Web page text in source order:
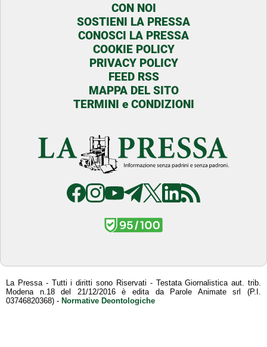
CON NOI
SOSTIENI LA PRESSA
CONOSCI LA PRESSA
COOKIE POLICY
PRIVACY POLICY
FEED RSS
MAPPA DEL SITO
TERMINI e CONDIZIONI
La Pressa - Tutti i diritti sono Riservati - Testata Giornalistica aut. trib.
Modena n.18 del 21/12/2016 è edita da Parole Animate srl (P.I.
03746820368) - Normative Deontologiche